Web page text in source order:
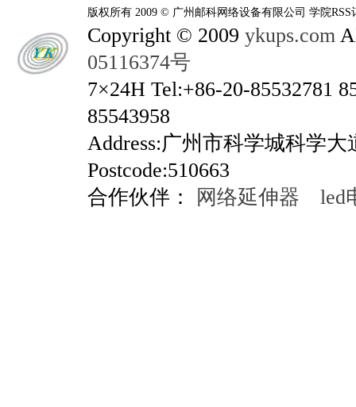
版权所有 2009 © 广州邮科网络设备有限公司 学院RSS
Copyright © 2009 ykups.com
05116374号
7×24H Tel:+86-20-85532781
85543958
Address:广州市科学城科学
Postcode:510663
合作伙伴：
网络延伸器 led